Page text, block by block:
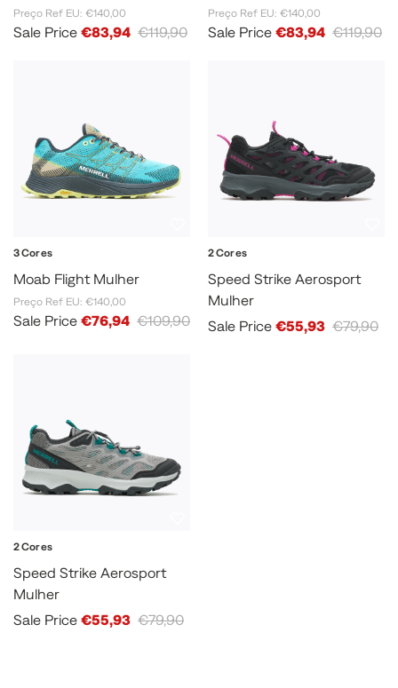
Preço Ref EU: €140,00
Sale Price €83,94 €119,90
Preço Ref EU: €140,00
Sale Price €83,94 €119,90
3 Cores
Moab Flight Mulher
Preço Ref EU: €140,00
Sale Price €76,94 €109,90
2 Cores
Speed Strike Aerosport
Mulher
Sale Price €55,93 €79,90
2 Cores
Speed Strike Aerosport
Mulher
Sale Price €55,93 €79,90